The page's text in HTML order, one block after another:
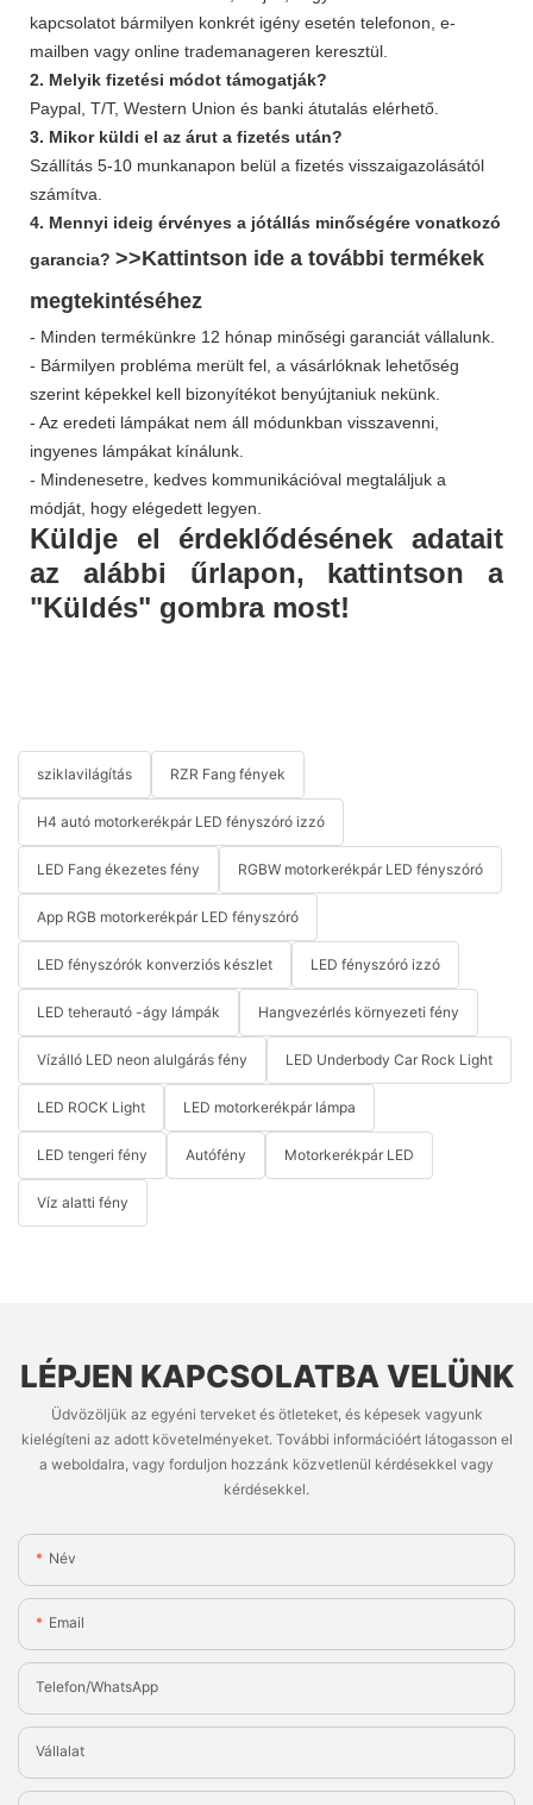
kapcsolatot bármilyen konkrét igény esetén telefonon, e-
mailben vagy online trademanageren keresztül.
2. Melyik fizetési módot támogatják?
Paypal, T/T, Western Union és banki átutalás elérhető.
3. Mikor küldi el az árut a fizetés után?
Szállítás 5-10 munkanapon belül a fizetés visszaigazolásától
számítva.
4. Mennyi ideig érvényes a jótállás minőségére vonatkozó
garancia? >>Kattintson ide a további termékek
megtekintéséhez
- Minden termékünkre 12 hónap minőségi garanciát vállalunk.
- Bármilyen probléma merült fel, a vásárlóknak lehetőség
szerint képekkel kell bizonyítékot benyújtaniuk nekünk.
- Az eredeti lámpákat nem áll módunkban visszavenni,
ingyenes lámpákat kínálunk.
- Mindenesetre, kedves kommunikációval megtaláljuk a
módját, hogy elégedett legyen.
Küldje el érdeklődésének adatait
az alábbi űrlapon, kattintson a
"Küldés" gombra most!
sziklavilágítás RZR Fang fények
H4 autó motorkerékpár LED fényszóró izzó
LED Fang ékezetes fény RGBW motorkerékpár LED fényszóró
App RGB motorkerékpár LED fényszóró
LED fényszórók konverziós készlet LED fényszóró izzó
LED teherautó -ágy lámpák Hangvezérlés környezeti fény
Vízálló LED neon alulgárás fény LED Underbody Car Rock Light
LED ROCK Light LED motorkerékpár lámpa
LED tengeri fény Autófény Motorkerékpár LED
Víz alatti fény
LÉPJEN KAPCSOLATBA VELÜNK
Üdvözöljük az egyéni terveket és ötleteket, és képesek vagyunk
kielégíteni az adott követelményeket. További információért látogasson el
a weboldalra, vagy forduljon hozzánk közvetlenül kérdésekkel vagy
kérdésekkel.
Név
Email
Telefon/WhatsApp
Vállalat